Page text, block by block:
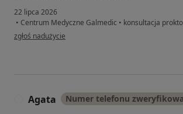
22 lipca 2026
• Centrum Medyczne Galmedic • konsultacja
w opinii użytkownika Bernard
zgłoś nadużycie
Agata Numer telefonu